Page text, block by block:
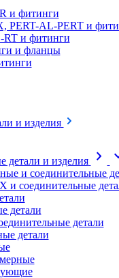
и фитинги
PERT-AL-PERT и
RT и фитинги
и фланцы
и изделия
детали и изделия
chevron_right
и соединительные
соединительные
детали
детали
детали